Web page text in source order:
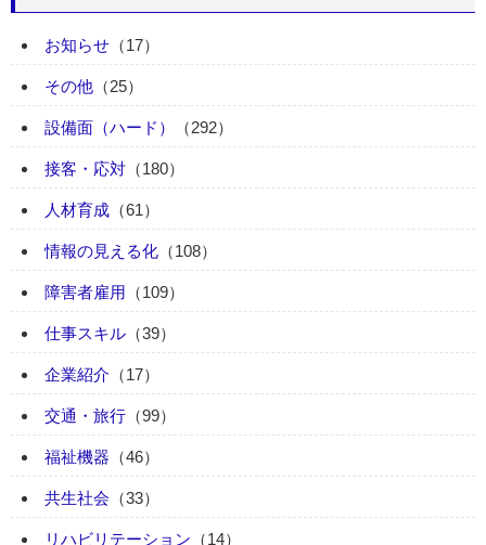
お知らせ （17）
その他 （25）
設備面（ハード） （292）
接客・応対 （180）
人材育成 （61）
情報の見える化 （108）
障害者雇用 （109）
仕事スキル （39）
企業紹介 （17）
交通・旅行 （99）
福祉機器 （46）
共生社会 （33）
リハビリテーション （14）